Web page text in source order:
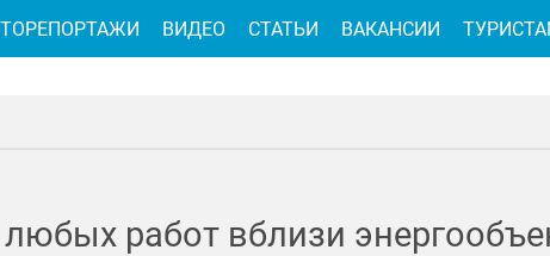
работ вблизи
ВИДЕО СТАТЬИ ВАКАНСИИ